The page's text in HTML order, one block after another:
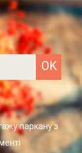
паркану з